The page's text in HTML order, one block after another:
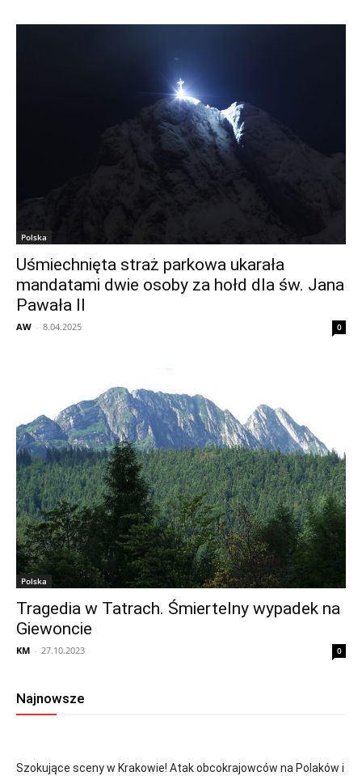
Polska
Uśmiechnięta straż parkowa ukarała
mandatami dwie osoby za hołd dla św. Jana
Pawała II
AW - 8.04.2025 0
Polska
Tragedia w Tatrach. Śmiertelny wypadek na
Giewoncie
KM - 27.10.2023 0
Najnowsze
Szokujące sceny w Krakowie! Atak obcokrajowców na Polaków i